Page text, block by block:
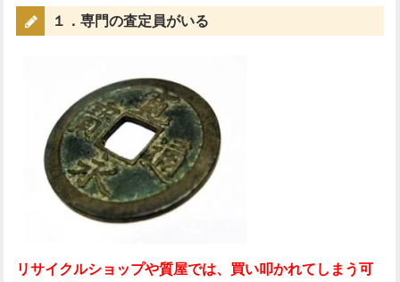
１．専門の査定員がいる
リサイクルショップや質屋では、買い叩かれてしまう可